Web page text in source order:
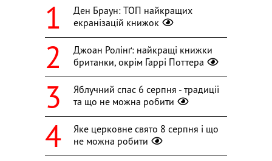
Ден Браун: ТОП найкращих
екранізацій книжок
Джоан Ролінґ: найкращі книжки
британки, окрім Гаррі Поттера
Яблучний спас 6 серпня - традиції
та що не можна робити
Яке церковне свято 8 серпня і що
не можна робити